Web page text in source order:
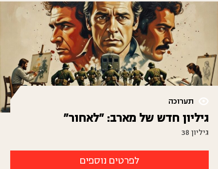
תערוכה
גיליון חדש של מארב: "לאחור"
גיליון 38
לפרטים נוספים